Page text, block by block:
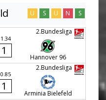
U S U N S
2.Bundesliga
1.34
1
Hannover 96
2.Bundesliga
0.85
1
Arminia Bielefeld